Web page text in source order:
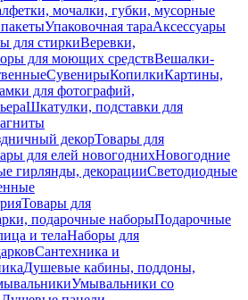
мочалки, губки, мусорные
Упаковочная тараАксессуары
для стиркиВеревки,
для моющих средствВешалки-
СувенирыКопилкиКартины,
для фотографий,
Шкатулки, подставки для
декорТовары для
для елей новогоднихНовогодние
гирлянды, декорацииСветодиодные
Товары для
подарочные наборыПодарочные
и телаНаборы для
Сантехника и
Душевые кабины, поддоны,
Умывальники со